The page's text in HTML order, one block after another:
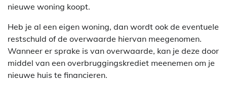
nieuwe woning koopt.
Heb je al een eigen woning, dan wordt ook de eventuele
restschuld of de overwaarde hiervan meegenomen.
Wanneer er sprake is van overwaarde, kan je deze door
middel van een overbruggingskrediet meenemen om je
nieuwe huis te financieren.